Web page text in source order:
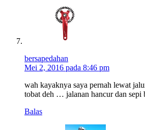
bersapedahan
Mei 2, 2016 pada 8:46 pm
wah kayaknya saya pernah lewat
tobat deh … jalanan hancur dan sepi
Balas